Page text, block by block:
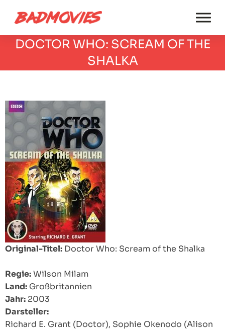
DOCTOR WHO: SCREAM OF THE
SHALKA
Original-Titel: Doctor Who: Scream of the Shalka
Regie:Wilson Milam
Land: Großbritannien
Jahr: 2003
Darsteller:
Richard E. Grant (Doctor), Sophie Okenodo (Alison